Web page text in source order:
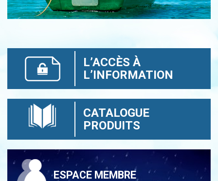
L’ACCÈS À
L’INFORMATION
CATALOGUE
PRODUITS
ESPACE MEMBRE